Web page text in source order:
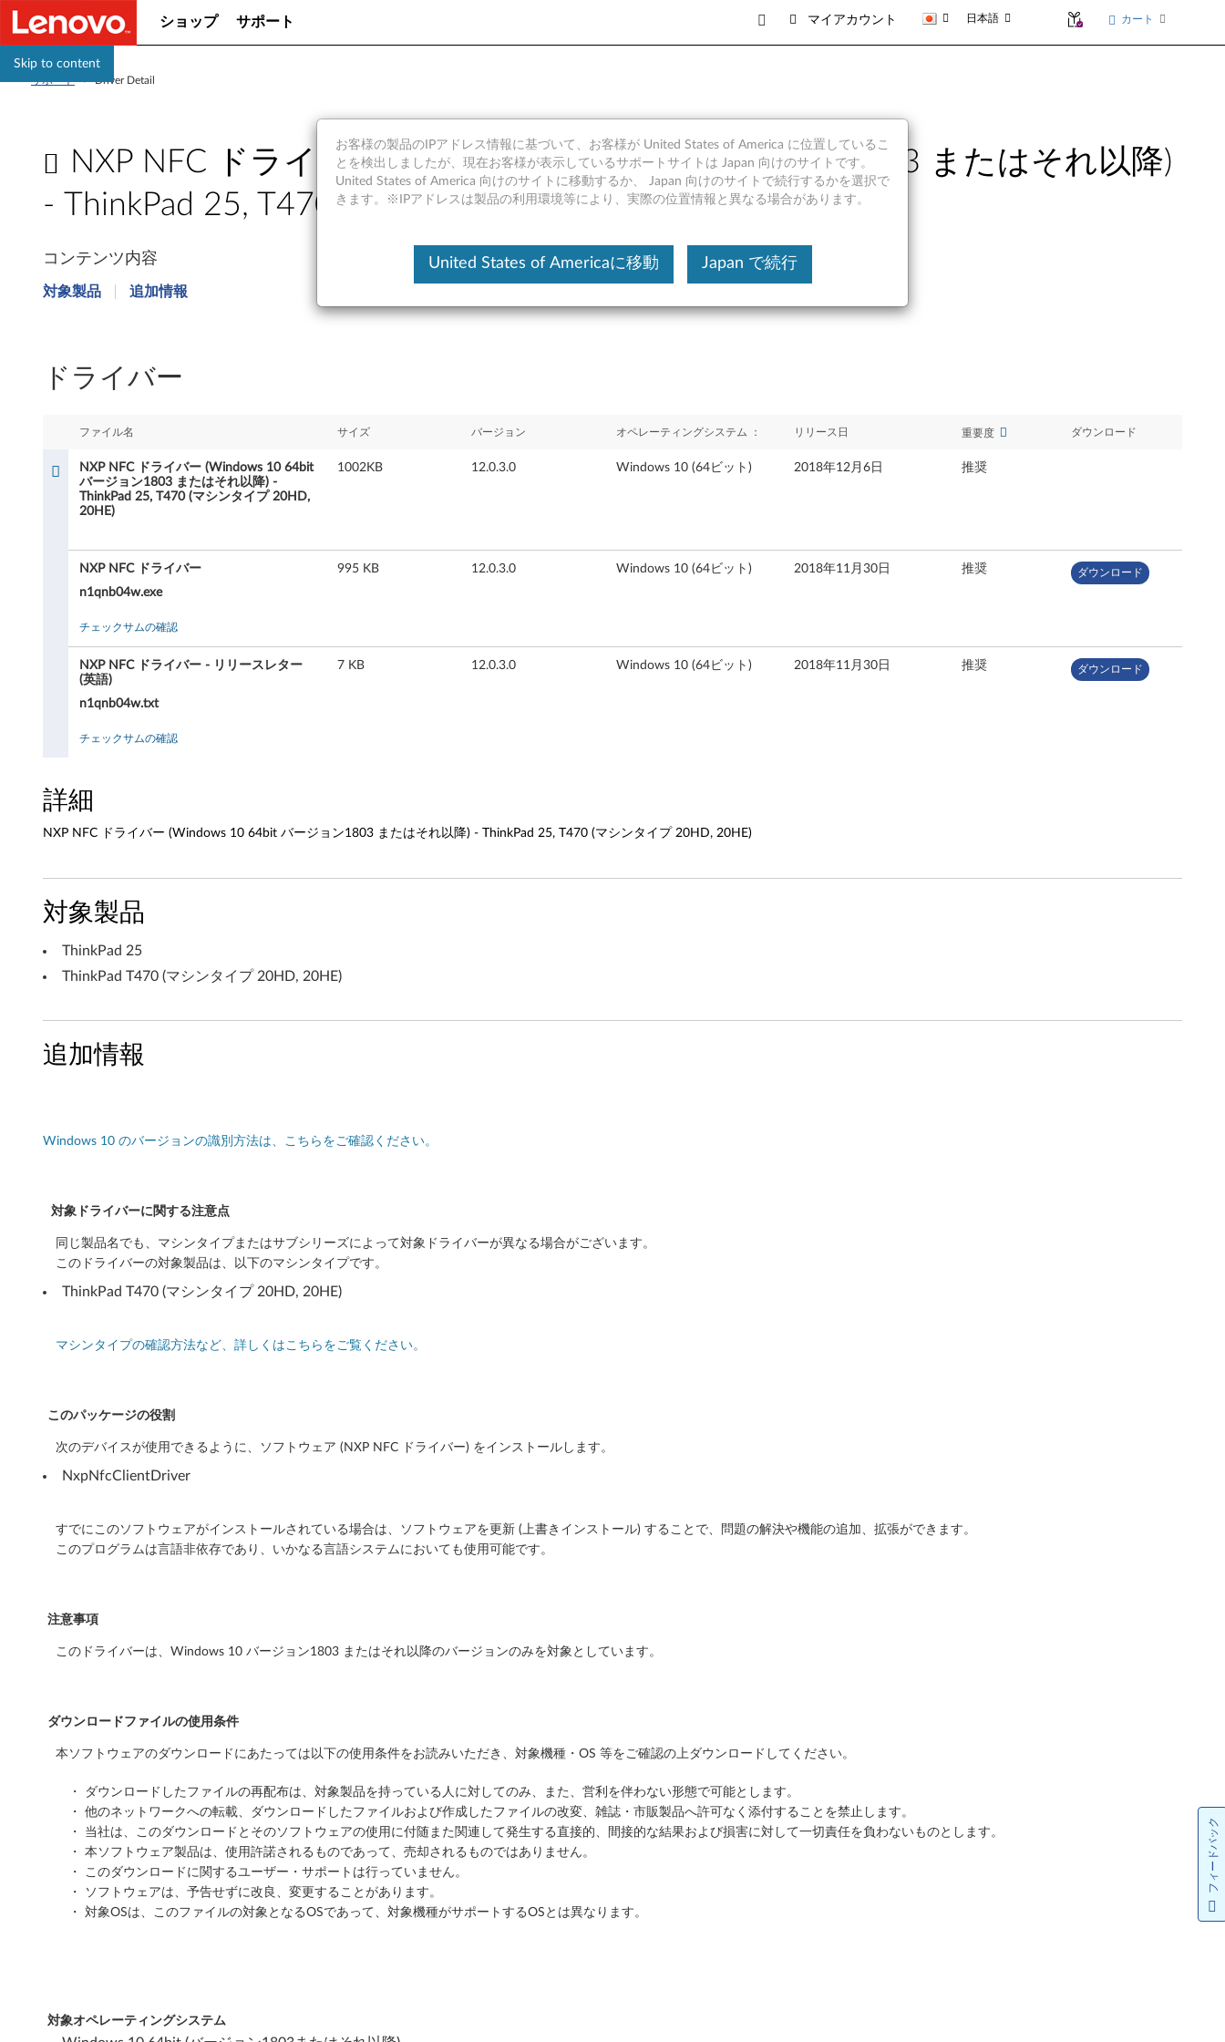
Skip to content
ショップ サポート マイアカウント 日本語 カート
サポート >Driver Detail
NXP NFC ドライバー (Windows 10 64bit バージョン1803 またはそれ以降)
- ThinkPad 25, T470 (マシンタイプ 20HD, 20HE)
X
F
バ
o
w
s
1
0
6
4
b
t
ー
ジ
ョ
1
0
3
ま
た
は
れ
以
)
a
コンテンツ内容
対象製品 追加情報
ドライバー
ファイル名 サイズ バージョン オペレーティングシステム ： リリース日 重要度 ダウンロード
NXP NFC ドライバー (Windows 10 64bit
バージョン1803 またはそれ以降) -
ThinkPad 25, T470 (マシンタイプ 20HD,
20HE)
1002KB 12.0.3.0 Windows 10 (64ビット) 2018年12月6日 推奨
NXP NFC ドライバー
n1qnb04w.exe
995 KB 12.0.3.0 Windows 10 (64ビット) 2018年11月30日 推奨 ダウンロード
チェックサムの確認
NXP NFC ドライバー - リリースレター
(英語)
n1qnb04w.txt
7 KB 12.0.3.0 Windows 10 (64ビット) 2018年11月30日 推奨 ダウンロード
チェックサムの確認
詳細
NXP NFC ドライバー (Windows 10 64bit バージョン1803 またはそれ以降) - ThinkPad 25, T470 (マシンタイプ 20HD, 20HE)
対象製品
ThinkPad 25
ThinkPad T470 (マシンタイプ 20HD, 20HE)
追加情報
Windows 10 のバージョンの識別方法は、こちらをご確認ください。
対象ドライバーに関する注意点
同じ製品名でも、マシンタイプまたはサブシリーズによって対象ドライバーが異なる場合がございます。
このドライバーの対象製品は、以下のマシンタイプです。
ThinkPad T470 (マシンタイプ 20HD, 20HE)
マシンタイプの確認方法など、詳しくはこちらをご覧ください。
このパッケージの役割
次のデバイスが使用できるように、ソフトウェア (NXP NFC ドライバー) をインストールします。
NxpNfcClientDriver
すでにこのソフトウェアがインストールされている場合は、ソフトウェアを更新 (上書きインストール) することで、問題の解決や機能の追加、拡張ができます。
このプログラムは言語非依存であり、いかなる言語システムにおいても使用可能です。
注意事項
このドライバーは、Windows 10 バージョン1803 またはそれ以降のバージョンのみを対象としています。
ダウンロードファイルの使用条件
本ソフトウェアのダウンロードにあたっては以下の使用条件をお読みいただき、対象機種・OS 等をご確認の上ダウンロードしてください。
・ ダウンロードしたファイルの再配布は、対象製品を持っている人に対してのみ、また、営利を伴わない形態で可能とします。
・ 他のネットワークへの転載、ダウンロードしたファイルおよび作成したファイルの改変、雑誌・市販製品へ許可なく添付することを禁止します。
・ 当社は、このダウンロードとそのソフトウェアの使用に付随また関連して発生する直接的、間接的な結果および損害に対して一切責任を負わないものとします。
・ 本ソフトウェア製品は、使用許諾されるものであって、売却されるものではありません。
・ このダウンロードに関するユーザー・サポートは行っていません。
・ ソフトウェアは、予告せずに改良、変更することがあります。
・ 対象OSは、このファイルの対象となるOSであって、対象機種がサポートするOSとは異なります。
対象オペレーティングシステム
お客様の製品のIPアドレス情報に基づいて、お客様が United States of America に位置しているこ
とを検出しましたが、現在お客様が表示しているサポートサイトは Japan 向けのサイトです。
United States of America 向けのサイトに移動するか、 Japan 向けのサイトで続行するかを選択で
きます。※IPアドレスは製品の利用環境等により、実際の位置情報と異なる場合があります。
United States of Americaに移動 Japan で続行
フィードバック